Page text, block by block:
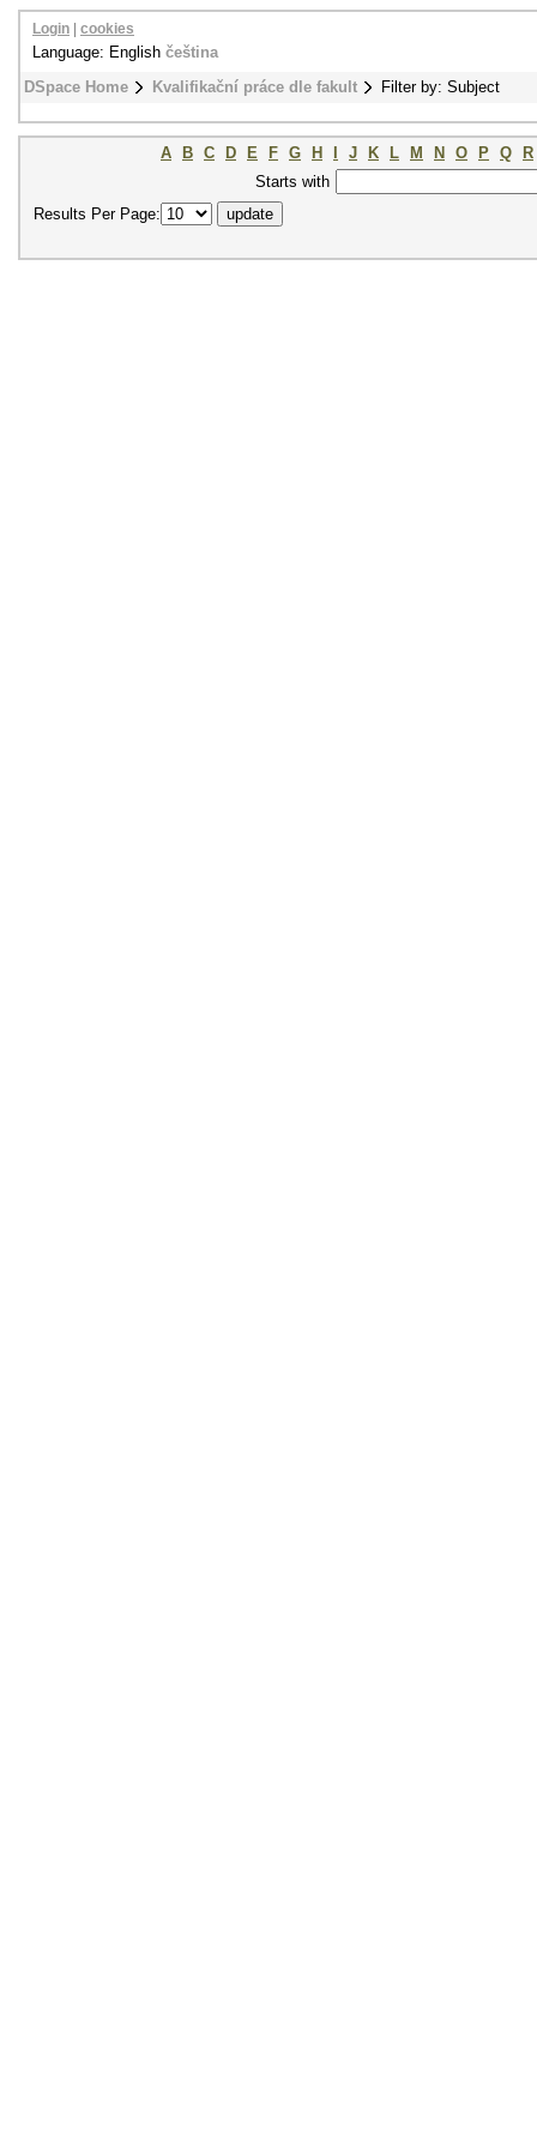
DSpace Home Kvalifikační práce dle fakult Filter by: Subject
Login cookies
Language: English čeština
A B C D E F G H J K L M N O P Q
R
Starts with
Results Per Page: